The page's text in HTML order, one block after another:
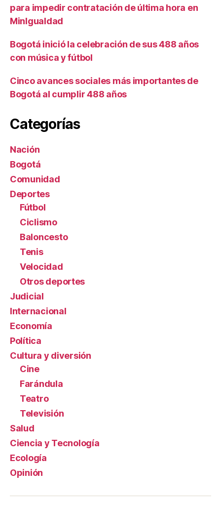
para impedir contratación de última hora en
MinIgualdad
Bogotá inició la celebración de sus 488 años
con música y fútbol
Cinco avances sociales más importantes de
Bogotá al cumplir 488 años
Categorías
Nación
Bogotá
Comunidad
Deportes
Fútbol
Ciclismo
Baloncesto
Tenis
Velocidad
Otros deportes
Judicial
Internacional
Economía
Política
Cultura y diversión
Cine
Farándula
Teatro
Televisión
Salud
Ciencia y Tecnología
Ecología
Opinión